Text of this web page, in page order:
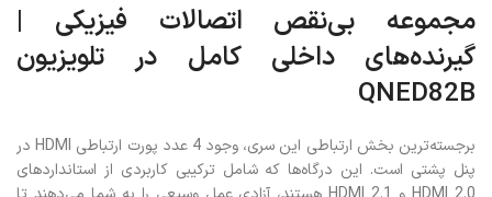
مجموعه بی‌نقص اتصالات فیزیکی |
گیرنده‌های داخلی کامل در تلویزیون
QNED82B
برجسته‌ترین بخش ارتباطی این سری، وجود 4 عدد پورت ارتباطی HDMI در
پنل پشتی است. این درگاه‌ها که شامل ترکیبی کاربردی از استانداردهای